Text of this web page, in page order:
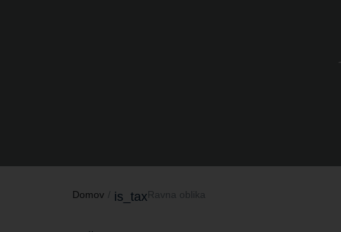
Domov is_taxRavna oblika